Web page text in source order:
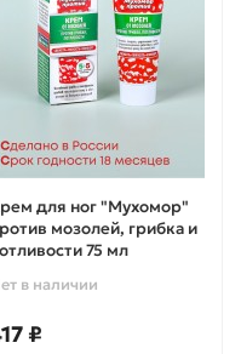
для ног "Мухомор"
мозолей, грибка и
75 мл
в наличии
₽